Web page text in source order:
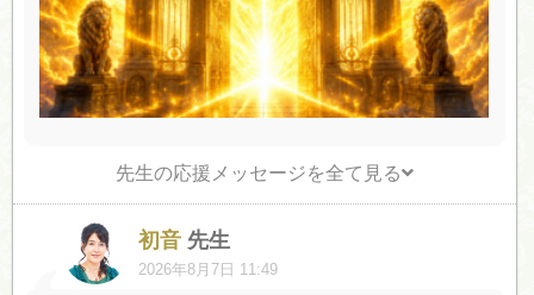
先生の応援メッセージを全て見る
初音 先生
2026年8月7日 11:49